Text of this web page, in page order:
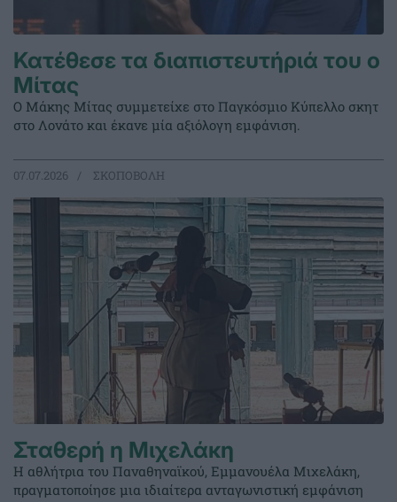
Κατέθεσε τα διαπιστευτήριά του ο
Μίτας
Ο Μάκης Μίτας συμμετείχε στο Παγκόσμιο Κύπελλο σκητ
στο Λονάτο και έκανε μία αξιόλογη εμφάνιση.
07.07.2026 ΣΚΟΠΟΒΟΛΗ
Σταθερή η Μιχελάκη
Η αθλήτρια του Παναθηναϊκού, Εμμανουέλα Μιχελάκη,
πραγματοποίησε μια ιδιαίτερα ανταγωνιστική εμφάνιση